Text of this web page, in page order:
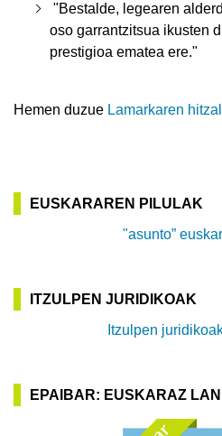
"Bestalde, legearen
oso garrantzitsua ikusten
prestigioa ematea ere."
Hemen duzue Lamarkaren
EUSKARAREN PILULAK
"asunto”
ITZULPEN JURIDIKOAK
Itzulpen
EPAIBAR: EUSKARAZ